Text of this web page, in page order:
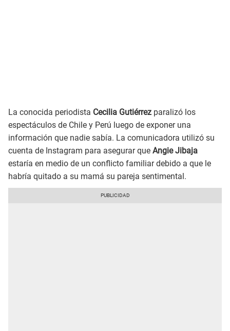
La conocida periodista Cecilia Gutiérrez paralizó los
espectáculos de Chile y Perú luego de exponer una
información que nadie sabía. La comunicadora utilizó su
cuenta de Instagram para asegurar que Angie Jibaja
estaría en medio de un conflicto familiar debido a que le
habría quitado a su mamá su pareja sentimental.